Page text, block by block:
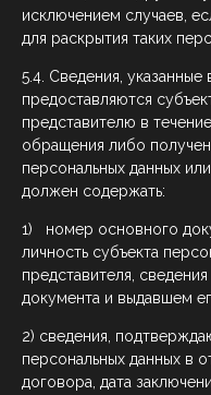
исключением случаев,
для раскрытия таких
5.4. Сведения, указанные
предоставляются
представителю в
обращения либо
персональных данных
должен содержать:
1) номер основного
личность субъекта
представителя,
документа и выдавшем
2) сведения,
персональных данных в
договора, дата